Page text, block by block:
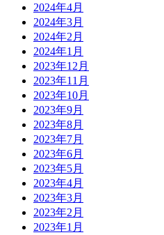
2024年4月
2024年3月
2024年2月
2024年1月
2023年12月
2023年11月
2023年10月
2023年9月
2023年8月
2023年7月
2023年6月
2023年5月
2023年4月
2023年3月
2023年2月
2023年1月